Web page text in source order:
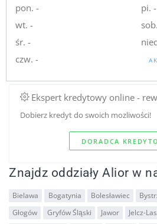
pon. -
wt. -
śr. -
czw. -
pi. -
Ekspert kredytowy online -
Dobierz kredyt do swoich mozliwości!
DORADCA
Znajdz oddziały Alior w
Bielawa Bogatynia Bolesławiec
Głogów
Gryfów Śląski Jawor Jelcz-